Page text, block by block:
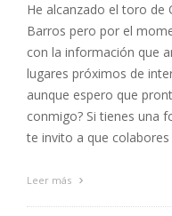
He alcanzado el toro de
Barros pero por el
con la información que
lugares próximos de
aunque espero que
conmigo? Si tienes una
te invito a que
Leer más